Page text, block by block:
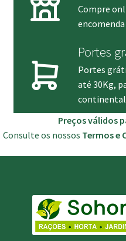
Compre
Portes
Portes
até 30Kg,
continental
Preços válidos
Consulte os nossos Termos e